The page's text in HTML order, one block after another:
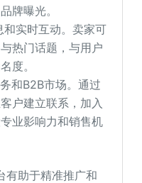
牌曝光。
实时互动。卖家可
热门话题，与用户
度。
和B2B市场。通过
户建立联系，加入
业影响力和销售机
助于精准推广和